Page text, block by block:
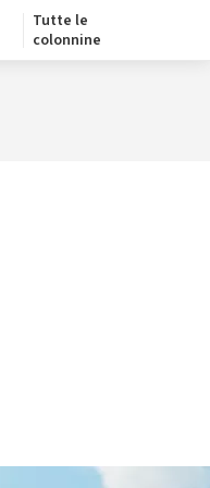
Tutte le
colonnine